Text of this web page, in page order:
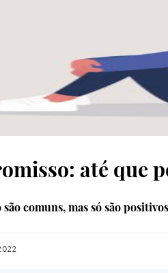
até que
comuns, mas só são